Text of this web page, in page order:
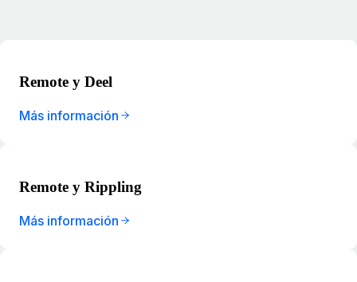
Remote y Deel
Más información
Remote y Rippling
Más información